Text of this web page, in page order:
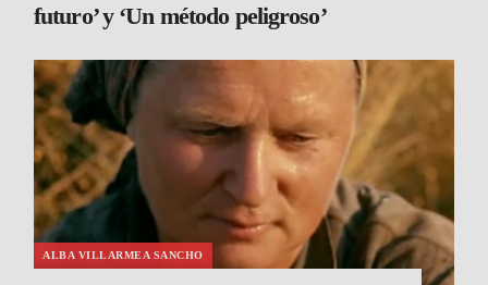
futuro’ y ‘Un método peligroso’
ALBA VILLARMEA SANCHO